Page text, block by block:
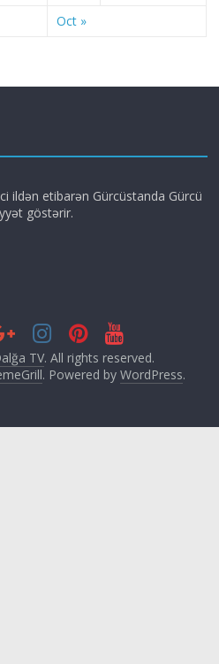
Oct »
ildən etibarən Gürcüstanda Gürcü
göstərir.
TV. All rights reserved.
. Powered by WordPress.